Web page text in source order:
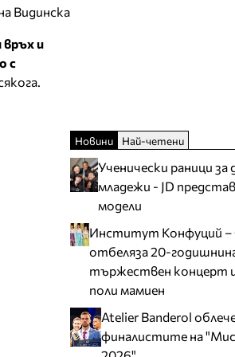
Видинска
връх и
с
Новини Най-четени
Ученически раници за
младежи - JD
модели
Институт Конфуций –
отбеляза 20-
тържествен концерт
поли мамиен
Atelier Banderol
финалистите на